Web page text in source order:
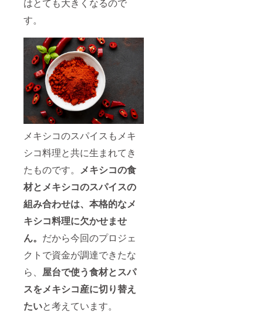
はとても大きくなるので
す。
メキシコのスパイスもメキ
シコ料理と共に生まれてき
たものです。 メキシコの食
材とメキシコのスパイスの
組み合わせは、本格的なメ
キシコ料理に欠かせませ
ん。 だから今回のプロジェ
クトで資金が調達できたな
ら、 屋台で使う食材とスパ
スをメキシコ産に切り替え
たいと考えています。